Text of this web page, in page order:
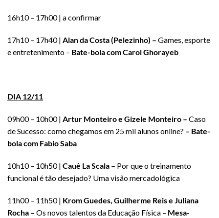
16h10 – 17h00 | a confirmar
17h10 – 17h40 | Alan da Costa (Pelezinho) – Games, esporte
e entretenimento – Bate-bola com Carol Ghorayeb
DIA 12/11
09h00 – 10h00 | Artur Monteiro e Gizele Monteiro – Caso
de Sucesso: como chegamos em 25 mil alunos online? – Bate-
bola com Fabio Saba
10h10 – 10h50 | Cauê La Scala – Por que o treinamento
funcional é tão desejado? Uma visão mercadológica
11h00 – 11h50 | Krom Guedes, Guilherme Reis e Juliana
Rocha – Os novos talentos da Educação Física – Mesa-